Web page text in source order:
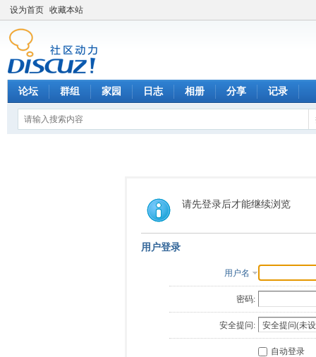
设为首页 收藏本站
论坛 群组 家园 日志 相册 分享 记录
请先登录后才能继续浏览
用户登录
用户名
密码:
安全提问:
自动登录